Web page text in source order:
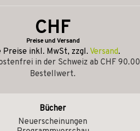
CHF
Preise und Versand
Preise inkl. MwSt, zzgl. Versand.
in der Schweiz ab CHF 90.00
Bestellwert.
Bücher
Neuerscheinungen